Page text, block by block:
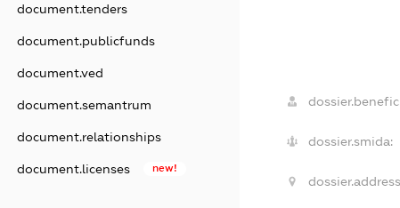
document.tenders
document.publicfunds
document.ved
document.semantrum
document.relationships
document.licenses new!
dossier.smida: